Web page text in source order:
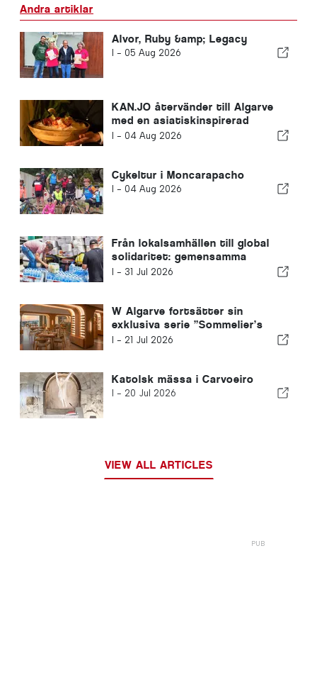
Andra artiklar
Alvor, Ruby &amp; Legacy
I - 05 Aug 2026
KAN.JO återvänder till Algarve
med en asiatiskinspirerad
matupplevelse
I - 04 Aug 2026
Cykeltur i Moncarapacho
I - 04 Aug 2026
Från lokalsamhällen till global
solidaritet: gemensamma
insatser efter jordbävningarna i
I - 31 Jul 2026
W Algarve fortsätter sin
exklusiva serie ”Sommelier’s
Table” med Buçaco
I - 21 Jul 2026
Katolsk mässa i Carvoeiro
I - 20 Jul 2026
VIEW ALL ARTICLES